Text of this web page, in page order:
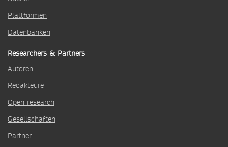
Plattformen
Datenbanken
Researchers & Partners
Autoren
Redakteure
Open research
Gesellschaften
Partner